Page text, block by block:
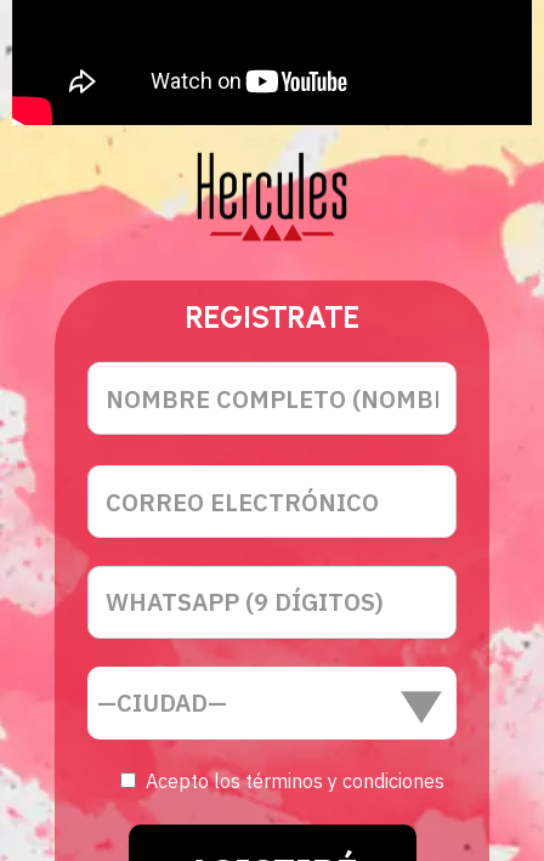
REGISTRATE
Acepto los términos y condiciones